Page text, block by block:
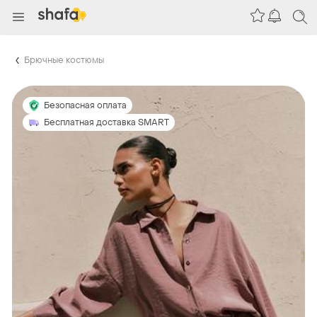
Брючные костюмы
Безопасная оплата
Бесплатная доставка SMART